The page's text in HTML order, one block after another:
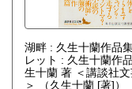
湖畔 : 久生十蘭作品
レット : 久生十蘭作
生十蘭 著 ＜講談社
＞
（久生十蘭 [著]）